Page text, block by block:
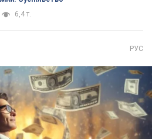
6,4 т.
РУС